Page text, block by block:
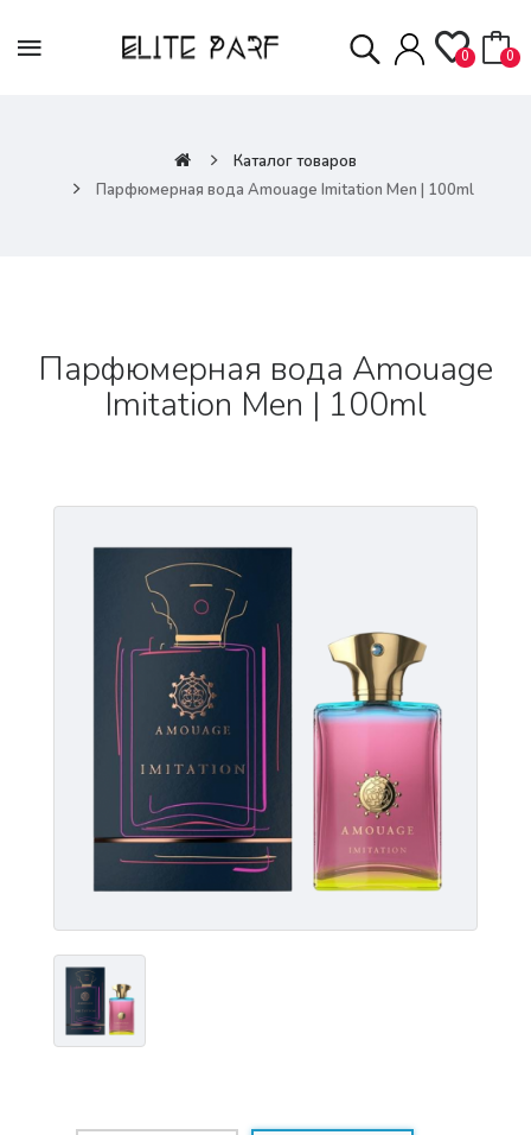
0 0
Каталог товаров
Парфюмерная вода Amouage Imitation Men | 100ml
Парфюмерная вода Amouage
Imitation Men | 100ml